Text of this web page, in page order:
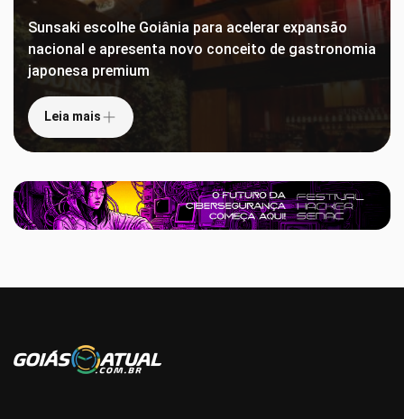
Sunsaki escolhe Goiânia para acelerar expansão
nacional e apresenta novo conceito de gastronomia
japonesa premium
Leia mais